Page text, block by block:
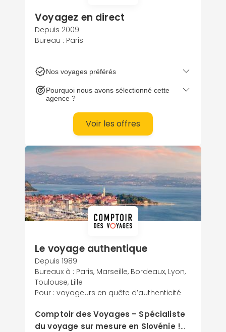
Voyagez en direct
Depuis 2009
Bureau : Paris
Nos voyages préférés
Pourquoi nous avons sélectionné cette
agence ?
Voir les offres
Le voyage authentique
Depuis 1989
Bureaux à : Paris, Marseille, Bordeaux, Lyon,
Toulouse, Lille
Pour : voyageurs en quête d’authenticité
Comptoir des Voyages – Spécialiste
du voyage sur mesure en Slovénie !